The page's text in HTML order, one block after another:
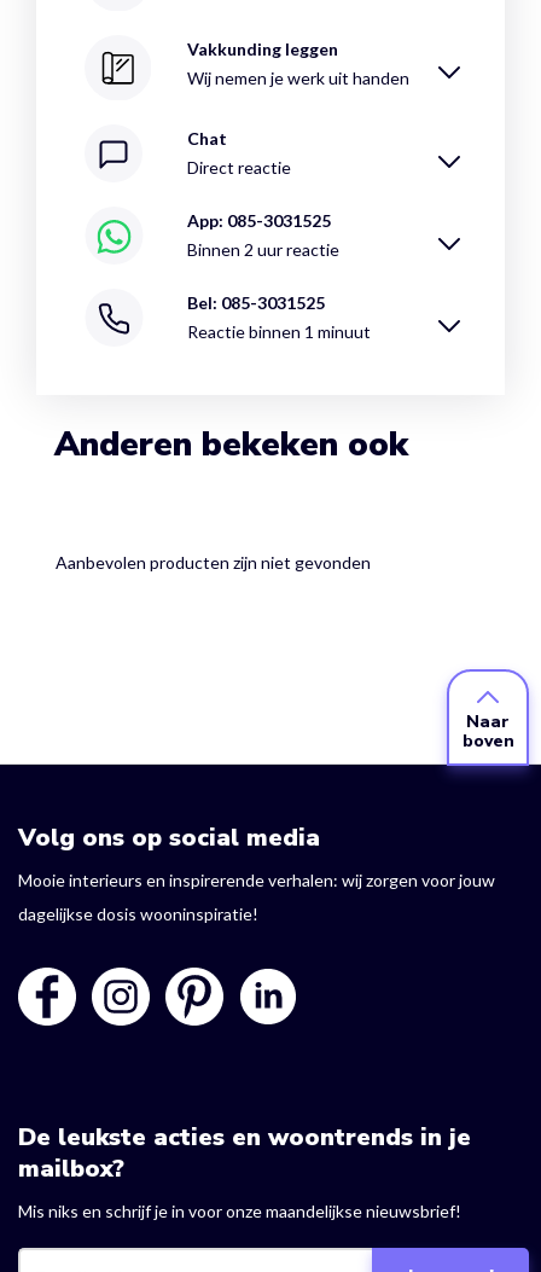
Vakkunding leggen
Wij nemen je werk uit handen
Chat
Direct reactie
App: 085-3031525
Binnen 2 uur reactie
Bel: 085-3031525
Reactie binnen 1 minuut
Anderen bekeken ook
Aanbevolen producten zijn niet gevonden
Naar
boven
Volg ons op social media
Mooie interieurs en inspirerende verhalen: wij zorgen voor jouw
dagelijkse dosis wooninspiratie!
De leukste acties en woontrends in je
mailbox?
Mis niks en schrijf je in voor onze maandelijkse nieuwsbrief!